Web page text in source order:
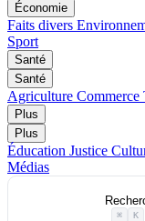
Économie
Faits divers
Sport
Santé
Santé
Agriculture Commerce
Plus
Plus
Éducation Justice
Médias
⌘ K